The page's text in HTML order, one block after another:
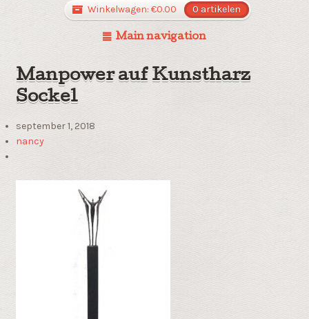
Winkelwagen: €0.00 0 artikelen
Main navigation
Manpower auf Kunstharz
Sockel
september 1, 2018
nancy